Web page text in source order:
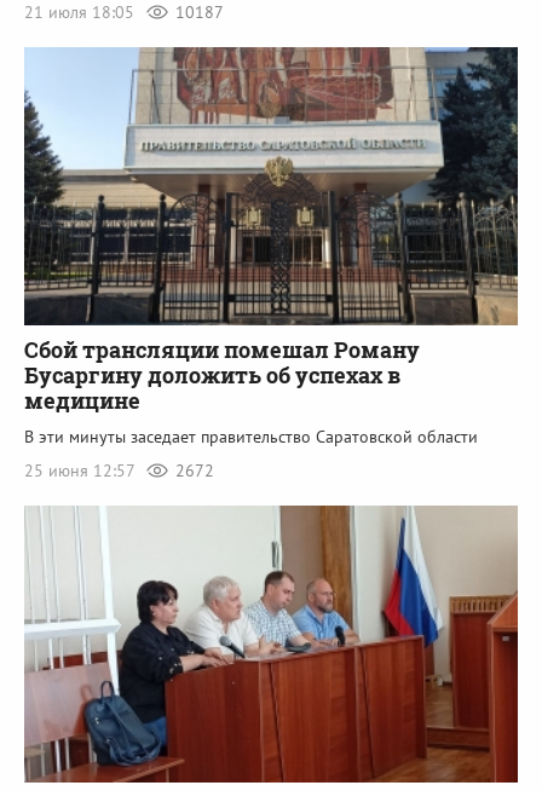
21 июля 18:05
10187
Сбой трансляции помешал Роману
Бусаргину доложить об успехах в
медицине
В эти минуты заседает правительство Саратовской области
25 июня 12:57
2672